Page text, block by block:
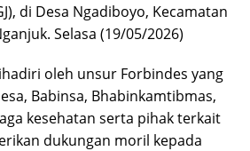
di Desa Ngadiboyo, Kecamatan
Selasa (19/05/2026)
oleh unsur Forbindes yang
Babinsa, Bhabinkamtibmas,
kesehatan serta pihak terkait
dukungan moril kepada